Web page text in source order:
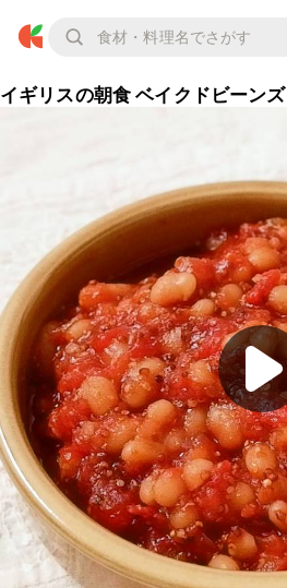
イギリスの朝食 ベイクドビーンズ